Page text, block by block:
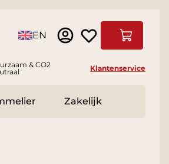
Taal EN
& CO2
Klantenservice
Accessoires
Zakelijk